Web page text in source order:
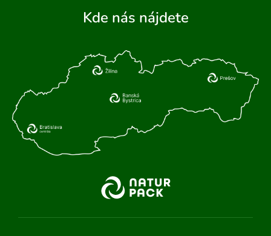
Kde nás nájdete